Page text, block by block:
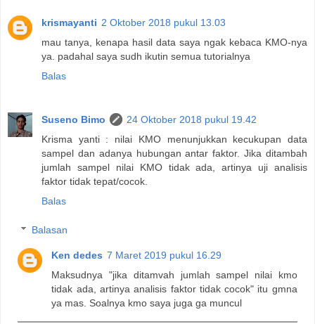
krismayanti 2 Oktober 2018 pukul 13.03
mau tanya, kenapa hasil data saya ngak kebaca KMO-nya
ya. padahal saya sudh ikutin semua tutorialnya
Balas
Suseno Bimo
24 Oktober 2018 pukul 19.42
Krisma yanti : nilai KMO menunjukkan kecukupan data
sampel dan adanya hubungan antar faktor. Jika ditambah
jumlah sampel nilai KMO tidak ada, artinya uji analisis
faktor tidak tepat/cocok.
Balas
Balasan
Ken dedes 7 Maret 2019 pukul 16.29
Maksudnya "jika ditamvah jumlah sampel nilai kmo
tidak ada, artinya analisis faktor tidak cocok" itu gmna
ya mas. Soalnya kmo saya juga ga muncul